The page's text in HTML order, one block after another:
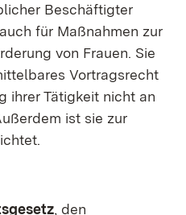
Beschäftigter
für Maßnahmen zur
von Frauen. Sie
Vortragsrecht
ihrer Tätigkeit nicht an
ist sie zur
, den